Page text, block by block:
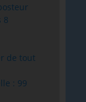
8
de tout
: 99